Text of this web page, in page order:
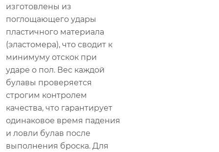
изготовлены из
поглощающего удары
пластичного материала
(эластомера), что сводит к
минимуму отскок при
ударе о пол. Вес каждой
булавы проверяется
строгим контролем
качества, что гарантирует
одинаковое время падения
и ловли булав после
выполнения броска. Для